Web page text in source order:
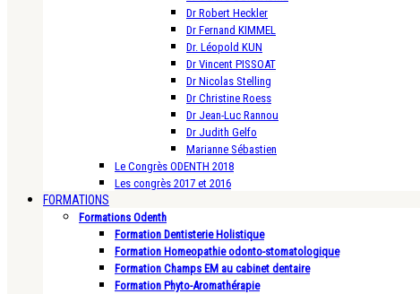
Dr Robert Heckler
Dr Fernand KIMMEL
Dr. Léopold KUN
Dr Vincent PISSOAT
Dr Nicolas Stelling
Dr Christine Roess
Dr Jean-Luc Rannou
Dr Judith Gelfo
Marianne Sébastien
Le Congrès ODENTH 2018
Les congrès 2017 et 2016
FORMATIONS
Formations Odenth
Formation Dentisterie Holistique
Formation Homeopathie odonto-stomatologique
Formation Champs EM au cabinet dentaire
Formation Phyto-Aromathérapie